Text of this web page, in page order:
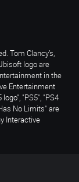
Tom Clancy’s,
logo are
in the
Entertainment
"PS5", "PS4
No Limits" are
Interactive